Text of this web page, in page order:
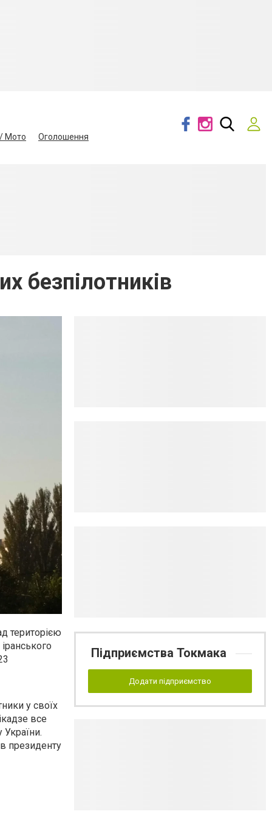
Мото Оголошення
безпілотників
територією
у своїх
все
України.
президенту
Підприємства Токмака
Додати підприємство